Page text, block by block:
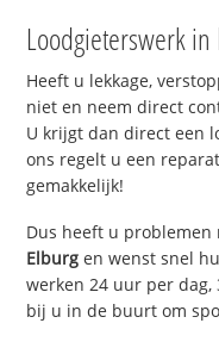
Loodgieterswerk in
Heeft u lekkage,
niet en neem direct
U krijgt dan direct een
ons regelt u een
gemakkelijk!
Dus heeft u
Elburg en wenst snel
werken 24 uur per
bij u in de buurt om